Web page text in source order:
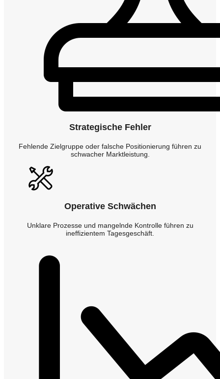
Strategische Fehler
Fehlende Zielgruppe oder falsche Positionierung führen zu
schwacher Marktleistung.
Operative Schwächen
Unklare Prozesse und mangelnde Kontrolle führen zu
ineffizientem Tagesgeschäft.